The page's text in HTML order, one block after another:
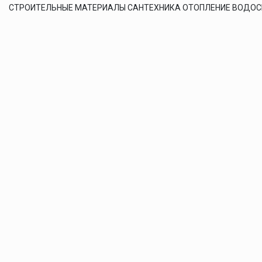
СТРОИТЕЛЬНЫЕ МАТЕРИАЛЫ САНТЕХНИКА ОТОПЛЕНИЕ